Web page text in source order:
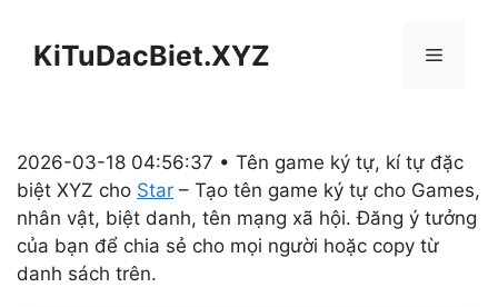
KiTuDacBiet.XYZ Menu
2026-03-18 04:56:37 • Tên game ký tự, kí tự đặc
biệt XYZ cho Star – Tạo tên game ký tự cho Games,
nhân vật, biệt danh, tên mạng xã hội. Đăng ý tưởng
của bạn để chia sẻ cho mọi người hoặc copy từ
danh sách trên.